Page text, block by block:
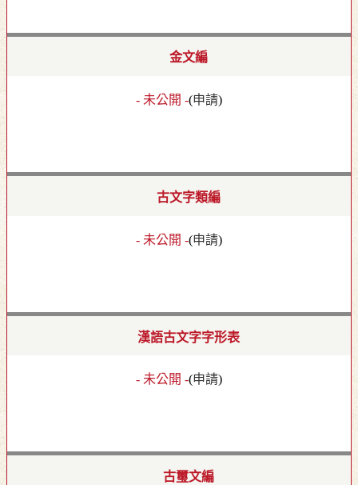
金文編
- 未公開 -(申請)
古文字類編
- 未公開 -(申請)
漢語古文字字形表
- 未公開 -(申請)
古璽文編